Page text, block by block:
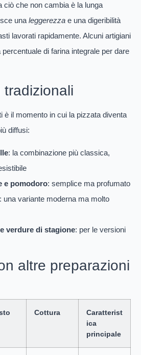
ciò che non cambia è la lunga
una leggerezza e una digeribilità
lavorati rapidamente. Alcuni artigiani
di farina integrale per dare
tradizionali
è il momento in cui la pizzata diventa
diffusi:
: la combinazione più classica,
e pomodoro: semplice ma profumato
: una variante moderna ma molto
verdure di stagione: per le versioni
altre preparazioni
Cottura
Caratterist
ica
principale